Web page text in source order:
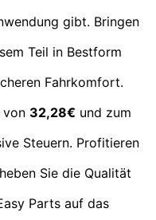
gibt. Bringen
Teil in Bestform
Fahrkomfort.
von 32,28€ und zum
Steuern. Profitieren
Sie die Qualität
Parts auf das